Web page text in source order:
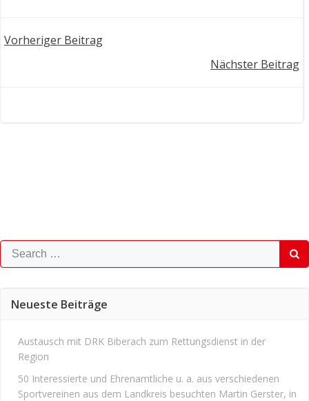
Post
Vorheriger Beitrag
Nächster Beitrag
Search
for:
Neueste Beiträge
Austausch mit DRK Biberach zum Rettungsdienst in der
Region
50 Interessierte und Ehrenamtliche u. a. aus verschiedenen
Sportvereinen aus dem Landkreis besuchten Martin Gerster, in